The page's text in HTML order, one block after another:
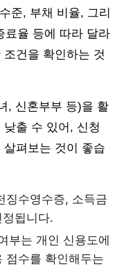
준, 부채 비율, 그리
료율 등에 따라 달라
건을 확인하는 것
, 신혼부부 등)을 활
출 수 있어, 신청
펴보는 것이 좋습
징수영수증, 소득금
됩니다.
부는 개인 신용도에
점수를 확인해두는